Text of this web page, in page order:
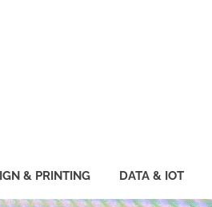
& PRINTING DATA & IOT